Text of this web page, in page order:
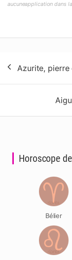
aucuneapplication dans
de
l’article
Azurite,
Horoscope
Bélier